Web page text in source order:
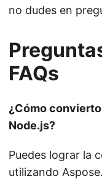
no dudes en
FAQs
¿Cómo
Node.js?
Puedes lograr la
utilizando